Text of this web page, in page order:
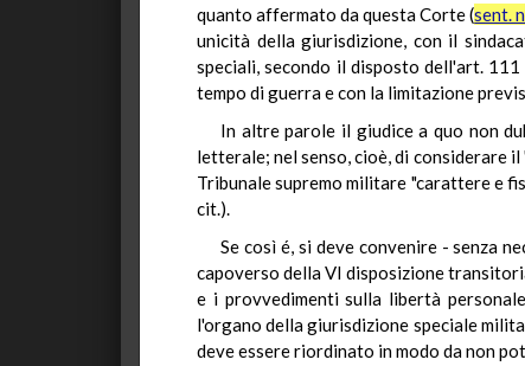
quanto affermato da questa Corte (sent.
unicità della giurisdizione, con il
speciali, secondo il disposto dell'art.
tempo di guerra e con la limitazione
In altre parole il giudice a quo non
letterale; nel senso, cioè, di considerare
Tribunale supremo militare "carattere e
cit.).
Se così é, si deve convenire - senza
capoverso della VI disposizione
e i provvedimenti sulla libertà
l'organo della giurisdizione speciale
deve essere riordinato in modo da non